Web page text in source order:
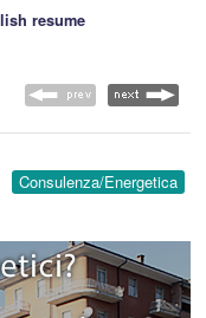
resume
Consulenza/Energetica